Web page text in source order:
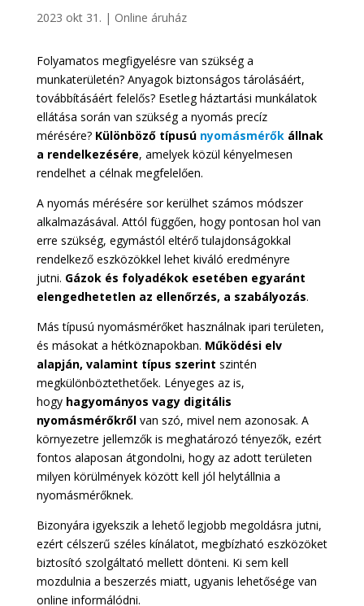
2023 okt 31. | Online áruház
Folyamatos megfigyelésre van szükség a
munkaterületén? Anyagok biztonságos tárolásáért,
továbbításáért felelős? Esetleg háztartási munkálatok
ellátása során van szükség a nyomás precíz
mérésére? Különböző típusú nyomásmérőkállnak
a rendelkezésére, amelyek közül kényelmesen
rendelhet a célnak megfelelően.
A nyomás mérésére sor kerülhet számos módszer
alkalmazásával. Attól függően, hogy pontosan hol van
erre szükség, egymástól eltérő tulajdonságokkal
rendelkező eszközökkel lehet kiváló eredményre
jutni. Gázok és folyadékok esetében egyaránt
elengedhetetlen az ellenőrzés, a szabályozás.
Más típusú nyomásmérőket használnak ipari területen,
és másokat a hétköznapokban. Működési elv
alapján, valamint típus szerint szintén
megkülönböztethetőek. Lényeges az is,
hogyhagyományos vagy digitális
nyomásmérőkrőlvan szó, mivel nem azonosak. A
környezetre jellemzők is meghatározó tényezők, ezért
fontos alaposan átgondolni, hogy az adott területen
milyen körülmények között kell jól helytállnia a
nyomásmérőknek.
Bizonyára igyekszik a lehető legjobb megoldásra jutni,
ezért célszerű széles kínálatot, megbízható eszközöket
biztosító szolgáltató mellett dönteni. Ki sem kell
mozdulnia a beszerzés miatt, ugyanis lehetősége van
online informálódni.